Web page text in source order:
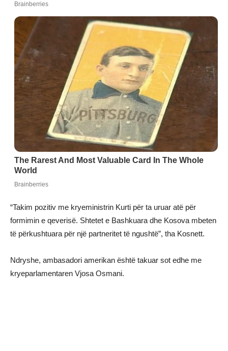
“Takim pozitiv me kryeministrin Kurti për ta uruar atë për
formimin e qeverisë. Shtetet e Bashkuara dhe Kosova mbeten
të përkushtuara për një partneritet të ngushtë”, tha Kosnett.
Ndryshe, ambasadori amerikan është takuar sot edhe me
kryeparlamentaren Vjosa Osmani.